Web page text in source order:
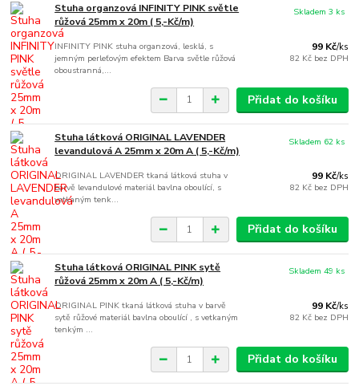
Stuha organzová INFINITY PINK světle
růžová 25mm x 20m ( 5,-Kč/m)
INFINITY PINK stuha organzová, lesklá, s
jemným perleťovým efektem Barva světle růžová
oboustranná,...
99 Kč/ks
82 Kč bez DPH
Skladem 3 ks
Přidat do košíku
Stuha látková ORIGINAL LAVENDER
levandulová A 25mm x 20m A ( 5,-Kč/m)
ORIGINAL LAVENDER tkaná látková stuha v
barvě levandulové materiál bavlna oboulící, s
vetkaným tenk...
99 Kč/ks
82 Kč bez DPH
Skladem 62 ks
Přidat do košíku
Stuha látková ORIGINAL PINK sytě
růžová 25mm x 20m A ( 5,-Kč/m)
ORIGINAL PINK tkaná látková stuha v barvě
sytě růžové materiál bavlna oboulící , s vetkaným
tenkým ...
99 Kč/ks
82 Kč bez DPH
Skladem 49 ks
Přidat do košíku